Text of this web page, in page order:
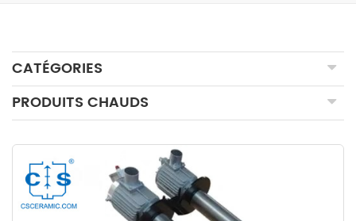
CATÉGORIES
PRODUITS CHAUDS